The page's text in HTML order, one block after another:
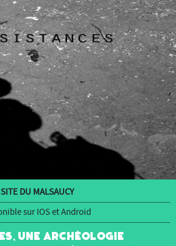
DU MALSAUCY
sur IOS et Android
une archéologie